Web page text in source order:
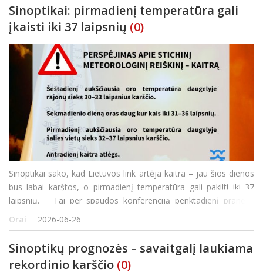
Sinoptikai: pirmadienį temperatūra gali
įkaisti iki 37 laipsnių (0)
Sinoptikai sako, kad Lietuvos link artėja kaitra – jau šios dienos
bus labai karštos, o pirmadienį temperatūra gali pakilti iki 37
laipsnių. Tai per spaudos konferenciją penktadienį pranešė
Lietuvos hidrometeorologijos tarnybos Prognozių ir perspėjimo
skyriaus sino
Orai 2026-06-26
Sinoptikų prognozės – savaitgalį laukiama
rekordinio karščio (0)